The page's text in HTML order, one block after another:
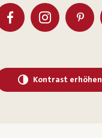
Kontrast erhöhen